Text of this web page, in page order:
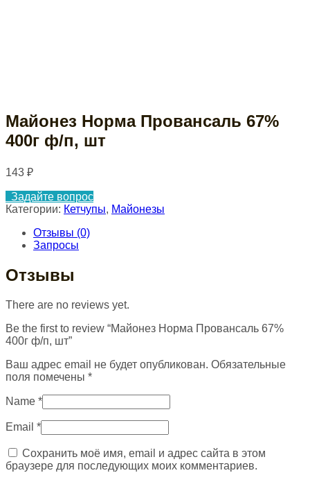
Майонез Норма Провансаль 67%
400г ф/п, шт
143 ₽
Задайте вопрос
Категории: Кетчупы, Майонезы
Отзывы (0)
Запросы
Отзывы
There are no reviews yet.
Be the first to review “Майонез Норма Провансаль 67%
400г ф/п, шт”
Ваш адрес email не будет опубликован. Обязательные
поля помечены *
Name *
Email *
Сохранить моё имя, email и адрес сайта в этом
браузере для последующих моих комментариев.